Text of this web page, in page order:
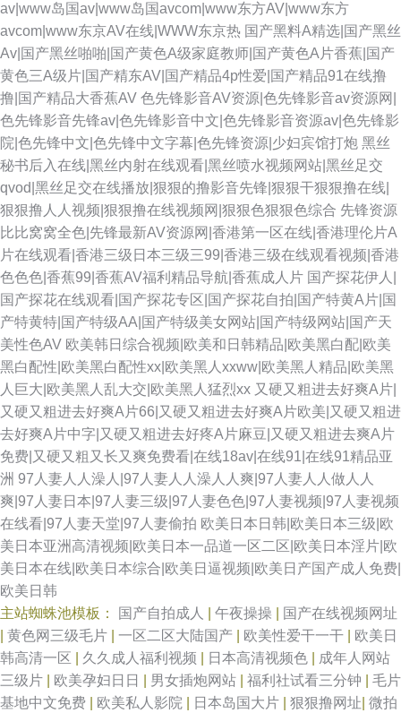
av|www岛国av|www岛国avcom|www东方AV|www东方
avcom|www东京AV在线|WWW东京热 国产黑料A精选|国产黑丝
Av|国产黑丝啪啪|国产黄色A级家庭教师|国产黄色A片香蕉|国产
黄色三A级片|国产精东AV|国产精品4p性爱|国产精品91在线撸
撸|国产精品大香蕉AV 色先锋影音AV资源|色先锋影音av资源网|
色先锋影音先锋av|色先锋影音中文|色先锋影音资源av|色先锋影
院|色先锋中文|色先锋中文字幕|色先锋资源|少妇宾馆打炮 黑丝
秘书后入在线|黑丝内射在线观看|黑丝喷水视频网站|黑丝足交
qvod|黑丝足交在线播放|狠狠的撸影音先锋|狠狠干狠狠撸在线|
狠狠撸人人视频|狠狠撸在线视频网|狠狠色狠狠色综合 先锋资源
比比窝窝全色|先锋最新AV资源网|香港第一区在线|香港理伦片A
片在线观看|香港三级日本三级三99|香港三级在线观看视频|香港
色色色|香蕉99|香蕉AV福利精品导航|香蕉成人片 国产探花伊人|
国产探花在线观看|国产探花专区|国产探花自拍|国产特黄A片|国
产特黄特|国产特级AA|国产特级美女网站|国产特级网站|国产天
美性色AV 欧美韩日综合视频|欧美和日韩精品|欧美黑白配|欧美
黑白配性|欧美黑白配性xx|欧美黑人xxww|欧美黑人精品|欧美黑
人巨大|欧美黑人乱大交|欧美黑人猛烈xx 又硬又粗进去好爽A片|
又硬又粗进去好爽A片66|又硬又粗进去好爽A片欧美|又硬又粗进
去好爽A片中字|又硬又粗进去好疼A片麻豆|又硬又粗进去爽A片
免费|又硬又粗又长又爽免费看|在线18av|在线91|在线91精品亚
洲 97人妻人人澡人|97人妻人人澡人人爽|97人妻人人做人人
爽|97人妻日本|97人妻三级|97人妻色色|97人妻视频|97人妻视频
在线看|97人妻天堂|97人妻偷拍 欧美日本日韩|欧美日本三级|欧
美日本亚洲高清视频|欧美日本一品道一区二区|欧美日本淫片|欧
美日本在线|欧美日本综合|欧美日逼视频|欧美日产国产成人免费|
欧美日韩
主站蜘蛛池模板：
国产自拍成人 午夜操操
国产在线视频网址
黄色网三级毛片 一区二区大陆国产 欧美性爱干一干
欧美日
韩高清一区
久久成人福利视频 日本高清视频色
成年人网站
三级片
欧美孕妇日日 男女插炮网站 福利社试看三分钟
毛片
基地中文免费
欧美私人影院 日本岛国大片 狠狠撸网址 微拍